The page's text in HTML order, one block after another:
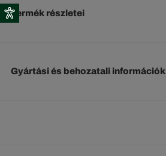
Termék részletei
Gyártási és behozatali információk